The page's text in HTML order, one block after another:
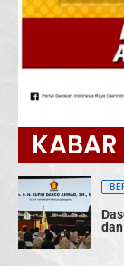
KABAR